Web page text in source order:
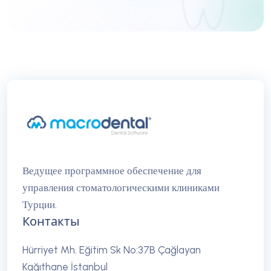
Ведущее программное обеспечение для
управления стоматологическими клиниками
Турции.
Контакты
Hürriyet Mh. Eğitim Sk No:37B Çağlayan
Kağıthane İstanbul